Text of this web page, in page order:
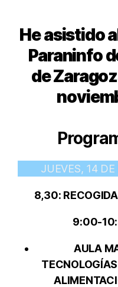
He asistido
Paraninfo
de
JUEVES, 14
8,30:
9:00-
AULA